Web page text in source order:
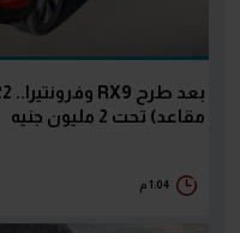
مقاعد) تحت 2 مليون جنيه
1:04 م